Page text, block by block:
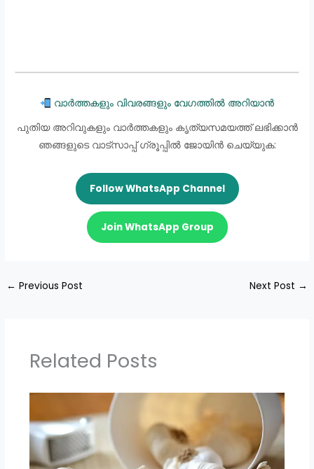
വാർത്തകളും വിവരങ്ങളും വേഗത്തിൽ അറിയാൻ
പുതിയ അറിവുകളും വാർത്തകളും കൃത്യസമയത്ത് ലഭിക്കാൻ
ഞങ്ങളുടെ വാട്സാപ്പ് ഗ്രൂപ്പിൽ ജോയിൻ ചെയ്യുക:
Follow WhatsApp Channel
Join WhatsApp Group
← Previous Post Next Post →
Related Posts